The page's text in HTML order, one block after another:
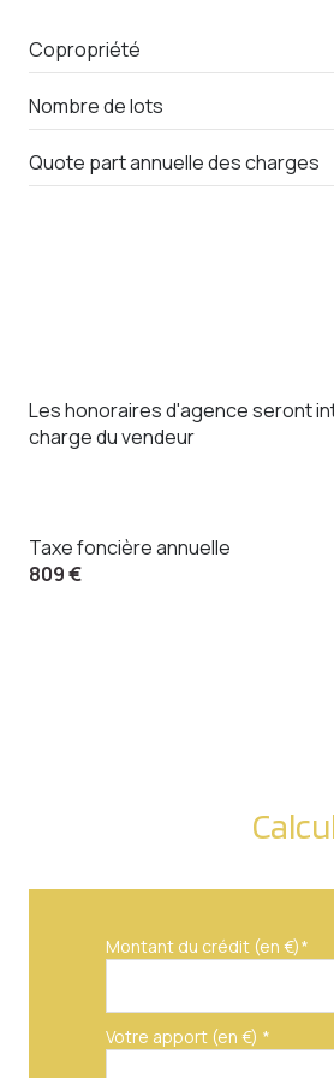
Séjour
Cuisine
W.C.
Copropriété
Nombre de lots
Quote part annuelle des charges
Les honoraires d'agence seront
charge du vendeur
Taxe foncière annuelle
809 €
Montant du crédit (en €)*
Votre apport (en €) *